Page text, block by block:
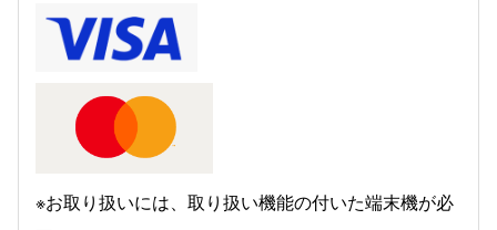
※お取り扱いには、取り扱い機能の付いた端末機が必